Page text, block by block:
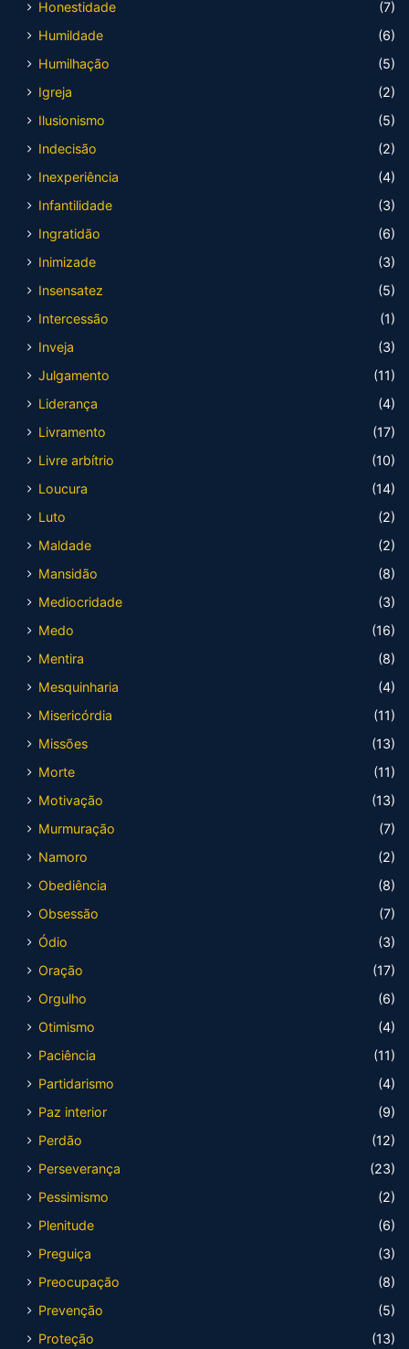
Honestidade
(7)
Humildade
(6)
Humilhação
(5)
Igreja
(2)
Ilusionismo
(5)
Indecisão
(2)
Inexperiência
(4)
Infantilidade
(3)
Ingratidão
(6)
Inimizade
(3)
Insensatez
(5)
Intercessão
(1)
Inveja
(3)
Julgamento
(11)
Liderança
(4)
Livramento
(17)
Livre arbítrio
(10)
Loucura
(14)
Luto
(2)
Maldade
(2)
Mansidão
(8)
Mediocridade
(3)
Medo
(16)
Mentira
(8)
Mesquinharia
(4)
Misericórdia
(11)
Missões
(13)
Morte
(11)
Motivação
(13)
Murmuração
(7)
Namoro
(2)
Obediência
(8)
Obsessão
(7)
Ódio
(3)
Oração
(17)
Orgulho
(6)
Otimismo
(4)
Paciência
(11)
Partidarismo
(4)
Paz interior
(9)
Perdão
(12)
Perseverança
(23)
Pessimismo
(2)
Plenitude
(6)
Preguiça
(3)
Preocupação
(8)
Prevenção
(5)
Proteção
(13)